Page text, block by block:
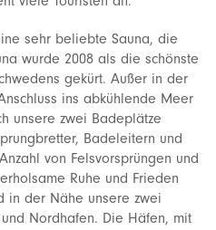
sehr beliebte Sauna, die
wurde 2008 als die schönste
gekürt. Außer in der
ins abkühlende Meer
unsere zwei Badeplätze
Badeleitern und
von Felsvorsprüngen und
Ruhe und Frieden
in der Nähe unsere zwei
Nordhafen. Die Häfen, mit